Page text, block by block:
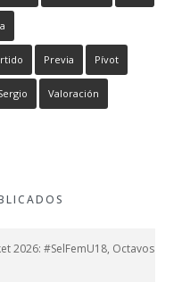
Previa Pívot
Valoración
2026: #SelFemU18, Octavos